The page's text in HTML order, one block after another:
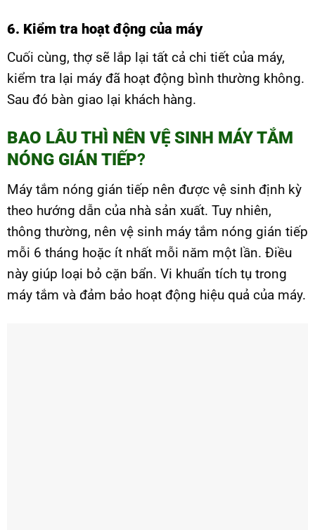
6. Kiểm tra hoạt động của máy
Cuối cùng, thợ sẽ lắp lại tất cả chi tiết của máy,
kiểm tra lại máy đã hoạt động bình thường không.
Sau đó bàn giao lại khách hàng.
BAO LÂU THÌ NÊN VỆ SINH MÁY TẮM
NÓNG GIÁN TIẾP?
Máy tắm nóng gián tiếp nên được vệ sinh định kỳ
theo hướng dẫn của nhà sản xuất. Tuy nhiên,
thông thường, nên vệ sinh máy tắm nóng gián tiếp
mỗi 6 tháng hoặc ít nhất mỗi năm một lần. Điều
này giúp loại bỏ cặn bẩn. Vi khuẩn tích tụ trong
máy tắm và đảm bảo hoạt động hiệu quả của máy.